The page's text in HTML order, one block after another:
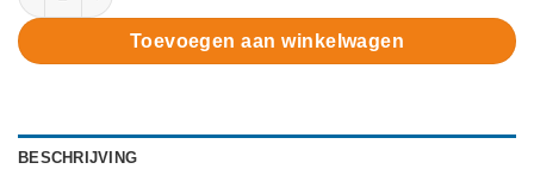
Toevoegen aan winkelwagen
BESCHRIJVING